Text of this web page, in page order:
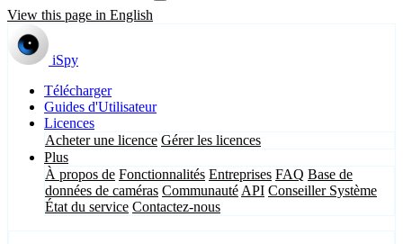
View this page in English
iSpy
Télécharger
Guides d'Utilisateur
Licences
Acheter une licence Gérer les licences
Plus
À propos de Fonctionnalités Entreprises FAQ Base de
données de caméras Communauté API Conseiller Système
État du service Contactez-nous